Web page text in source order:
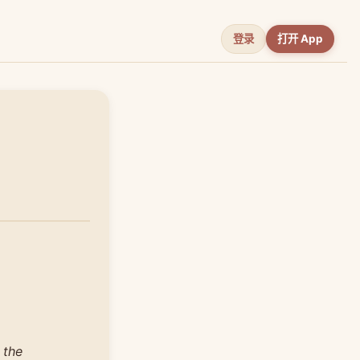
登录 打开 App
the